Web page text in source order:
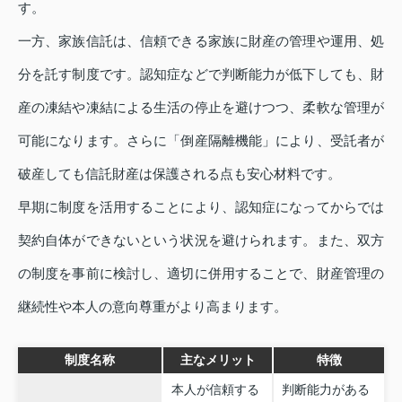
す。
一方、家族信託は、信頼できる家族に財産の管理や運用、処
分を託す制度です。認知症などで判断能力が低下しても、財
産の凍結や凍結による生活の停止を避けつつ、柔軟な管理が
可能になります。さらに「倒産隔離機能」により、受託者が
破産しても信託財産は保護される点も安心材料です。
早期に制度を活用することにより、認知症になってからでは
契約自体ができないという状況を避けられます。また、双方
の制度を事前に検討し、適切に併用することで、財産管理の
継続性や本人の意向尊重がより高まります。
制度名称 主なメリット 特徴
本人が信頼する
判断能力がある